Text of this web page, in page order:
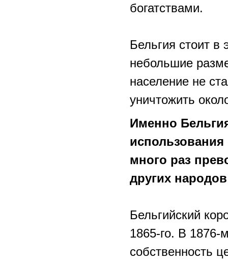
богатствами.
Бельгия стоит
небольшие
население не
уничтожить
Именно
много раз
других
Бельгийский
1865-го. В 1876-
собственность